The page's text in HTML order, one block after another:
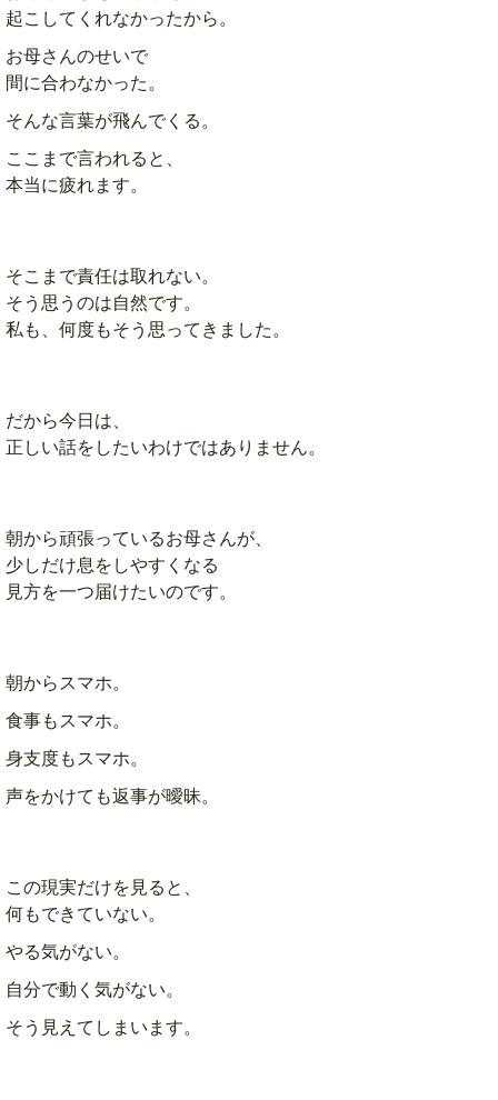
起こしてくれなかったから。
お母さんのせいで
間に合わなかった。
そんな言葉が飛んでくる。
ここまで言われると、
本当に疲れます。
そこまで責任は取れない。
そう思うのは自然です。
私も、何度もそう思ってきました。
だから今日は、
正しい話をしたいわけではありません。
朝から頑張っているお母さんが、
少しだけ息をしやすくなる
見方を一つ届けたいのです。
朝からスマホ。
食事もスマホ。
身支度もスマホ。
声をかけても返事が曖昧。
この現実だけを見ると、
何もできていない。
やる気がない。
自分で動く気がない。
そう見えてしまいます。